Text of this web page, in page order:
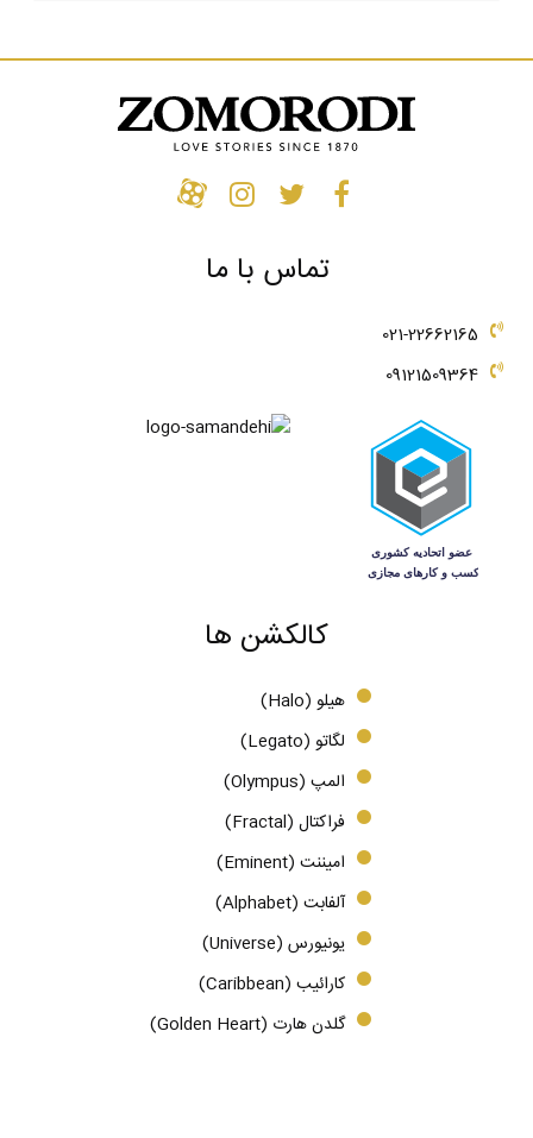
تماس با ما
021-22662165
09121509364
کالکشن ها
هیلو (Halo)
لگاتو (Legato)
المپ (Olympus)
فراکتال (Fractal)
امیننت (Eminent)
آلفابت (Alphabet)
یونیورس (Universe)
کارائیب (Caribbean)
گلدن هارت (Golden Heart)